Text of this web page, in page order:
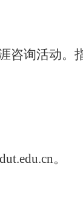
咨询活动。
。